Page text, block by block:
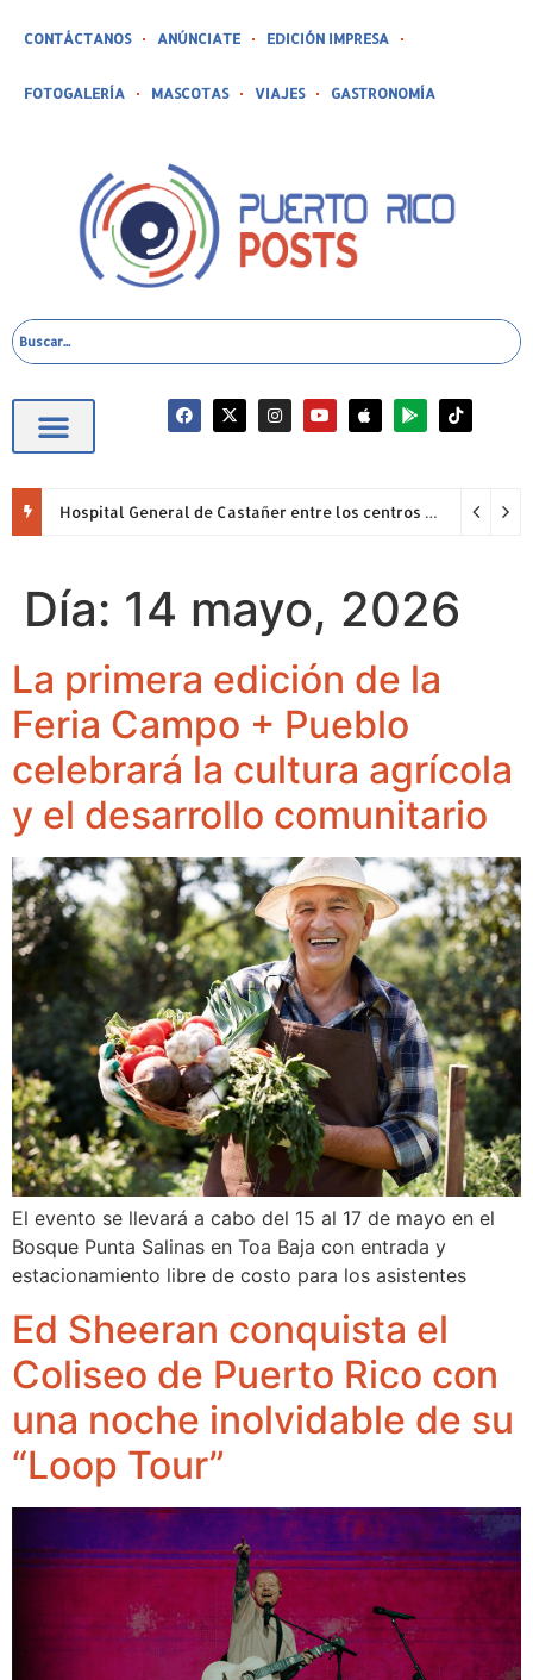
CONTÁCTANOS ANÚNCIATE EDICIÓN IMPRESA
FOTOGALERÍA MASCOTAS VIAJES GASTRONOMÍA
Hospital General de Castañer entre los centros de salud comunitarios con mejor desempeño clínico de Estados Unidos
Día: 14 mayo, 2026
La primera edición de la
Feria Campo + Pueblo
celebrará la cultura agrícola
y el desarrollo comunitario
El evento se llevará a cabo del 15 al 17 de mayo en el
Bosque Punta Salinas en Toa Baja con entrada y
estacionamiento libre de costo para los asistentes
Ed Sheeran conquista el
Coliseo de Puerto Rico con
una noche inolvidable de su
“Loop Tour”